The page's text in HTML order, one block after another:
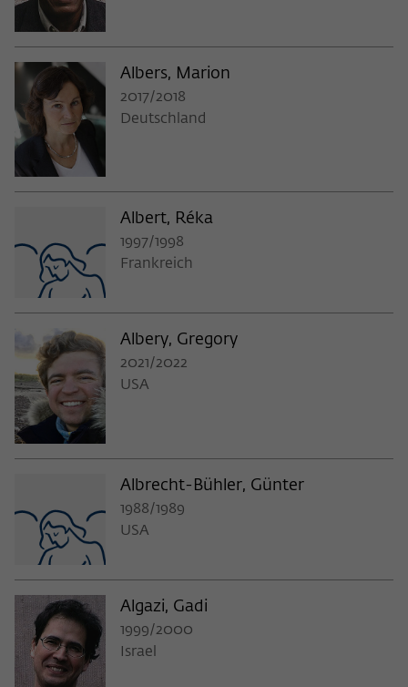
Albers, Marion
2017/2018
Deutschland
Albert, Réka
1997/1998
Frankreich
Albery, Gregory
2021/2022
USA
Albrecht-Bühler, Günter
1988/1989
USA
Algazi, Gadi
1999/2000
Israel